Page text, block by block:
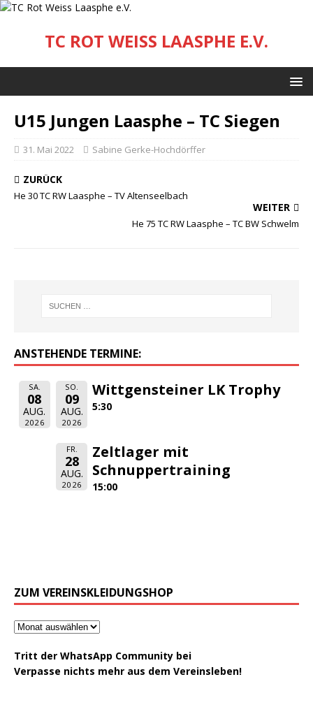
TC ROT WEISS LAASPHE E.V.
U15 Jungen Laasphe – TC Siegen
31. Mai 2022 Sabine Gerke-Hochdörffer
ZURÜCK
He 30 TC RW Laasphe – TV Altenseelbach
WEITER
He 75 TC RW Laasphe – TC BW Schwelm
ANSTEHENDE TERMINE:
SA.
08
AUG.
2026
SO.
09
AUG.
2026
Wittgensteiner LK Trophy
5:30
FR.
28
AUG.
2026
Zeltlager mit
Schnuppertraining
15:00
ZUM VEREINSKLEIDUNGSHOP
Tritt der WhatsApp Community bei
Verpasse nichts mehr aus dem Vereinsleben!